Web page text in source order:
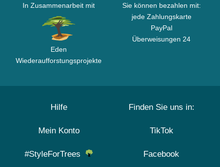
In Zusammenarbeit mit
Eden
Wiederaufforstungsprojekte
Sie können bezahlen mit:
jede Zahlungskarte
PayPal
Überweisungen 24
Hilfe
Mein Konto
#StyleForTrees
Finden Sie uns in:
TikTok
Facebook